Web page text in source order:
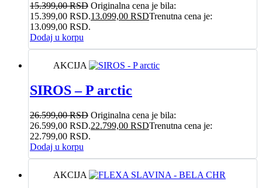
15.399,00RSD Originalna cena je bila:
15.399,00 RSD.13.099,00 RSDTrenutna cena je:
13.099,00 RSD.
Dodaj u korpu
AKCIJA
SIROS – P arctic
26.599,00RSD Originalna cena je bila:
26.599,00 RSD.22.799,00 RSDTrenutna cena je:
22.799,00 RSD.
Dodaj u korpu
AKCIJA